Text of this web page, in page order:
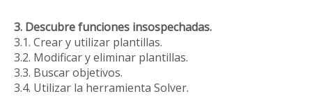
3. Descubre funciones insospechadas.
3.1. Crear y utilizar plantillas.
3.2. Modificar y eliminar plantillas.
3.3. Buscar objetivos.
3.4. Utilizar la herramienta Solver.